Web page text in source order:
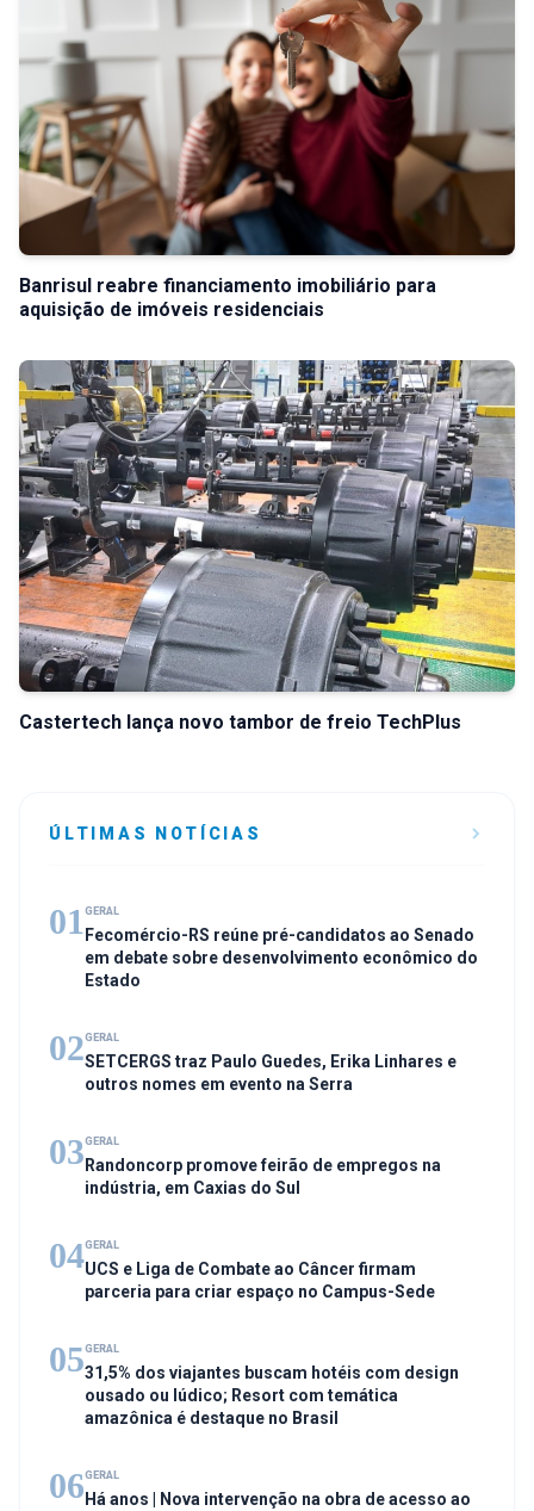
Banrisul reabre financiamento imobiliário para
aquisição de imóveis residenciais
Castertech lança novo tambor de freio TechPlus
ÚLTIMAS NOTÍCIAS
01 GERAL
Fecomércio-RS reúne pré-candidatos ao Senado
em debate sobre desenvolvimento econômico do
Estado
02GERAL
SETCERGS traz Paulo Guedes, Erika Linhares e
outros nomes em evento na Serra
03GERAL
Randoncorp promove feirão de empregos na
indústria, em Caxias do Sul
04GERAL
UCS e Liga de Combate ao Câncer firmam
parceria para criar espaço no Campus-Sede
05GERAL
31,5% dos viajantes buscam hotéis com design
ousado ou lúdico; Resort com temática
amazônica é destaque no Brasil
06GERAL
Há anos | Nova intervenção na obra de acesso ao